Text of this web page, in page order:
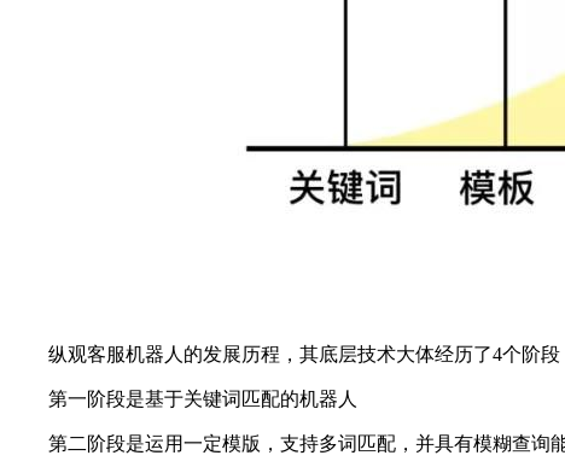
纵观客服机器人的发展历程，其底层技术大体经历了4个阶段
第一阶段是基于关键词匹配的机器人
第二阶段是运用一定模版，支持多词匹配，并具有模糊查询